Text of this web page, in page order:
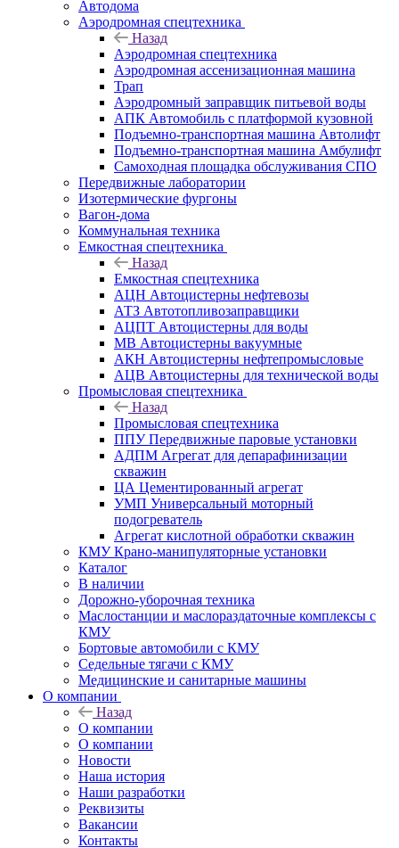
Автодома
Аэродромная спецтехника
Назад
Аэродромная спецтехника
Аэродромная ассенизационная машина
Трап
Аэродромный заправщик питьевой воды
АПК Автомобиль с платформой кузовной
Подъемно-транспортная машина Автолифт
Подъемно-транспортная машина Амбулифт
Самоходная площадка обслуживания СПО
Передвижные лаборатории
Изотермические фургоны
Вагон-дома
Коммунальная техника
Емкостная спецтехника
Назад
Емкостная спецтехника
АЦН Автоцистерны нефтевозы
АТЗ Автотопливозаправщики
АЦПТ Автоцистерны для воды
МВ Автоцистерны вакуумные
АКН Автоцистерны нефтепромысловые
АЦВ Автоцистерны для технической воды
Промысловая спецтехника
Назад
Промысловая спецтехника
ППУ Передвижные паровые установки
АДПМ Агрегат для депарафинизации
скважин
ЦА Цементированный агрегат
УМП Универсальный моторный
подогреватель
Агрегат кислотной обработки скважин
КМУ Крано-манипуляторные установки
Каталог
В наличии
Дорожно-уборочная техника
Маслостанции и маслораздаточные комплексы с
КМУ
Бортовые автомобили с КМУ
Седельные тягачи с КМУ
Медицинские и санитарные машины
О компании
Назад
О компании
О компании
Новости
Наша история
Наши разработки
Реквизиты
Вакансии
Контакты